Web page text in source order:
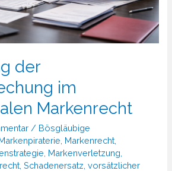
der
im
Markenrecht
/ Bösgläubige
Markenrecht
Markenverletzung
,Schadenersatz ,vorsätzlicher